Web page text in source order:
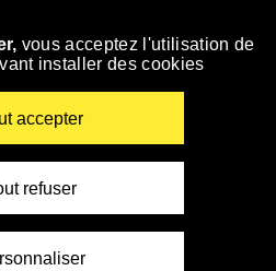
vous acceptez l'utilisation de
installer des cookies
accepter
refuser